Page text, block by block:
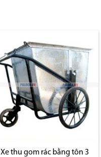
Xe thu gom rác bằng tôn 3